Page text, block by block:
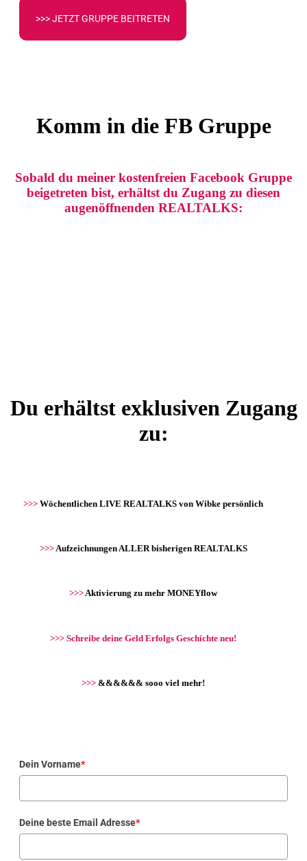
>>> JETZT GRUPPE BEITRETEN
Komm in die FB Gruppe
Sobald du meiner kostenfreien Facebook Gruppe
beigetreten bist, erhältst du Zugang zu diesen
augenöffnenden REALTALKS:
Du erhältst exklusiven Zugang
zu:
>>> Wöchentlichen LIVE REALTALKS von Wibke persönlich
>>>AufzeichnungenALLER bisherigen REALTALKS
>>>Aktivierung zu mehr MONEYflow
>>> Schreibe deine Geld Erfolgs Geschichte neu!
>>> &&&&&& sooo viel mehr!
Dein Vorname*
Deine beste Email Adresse*